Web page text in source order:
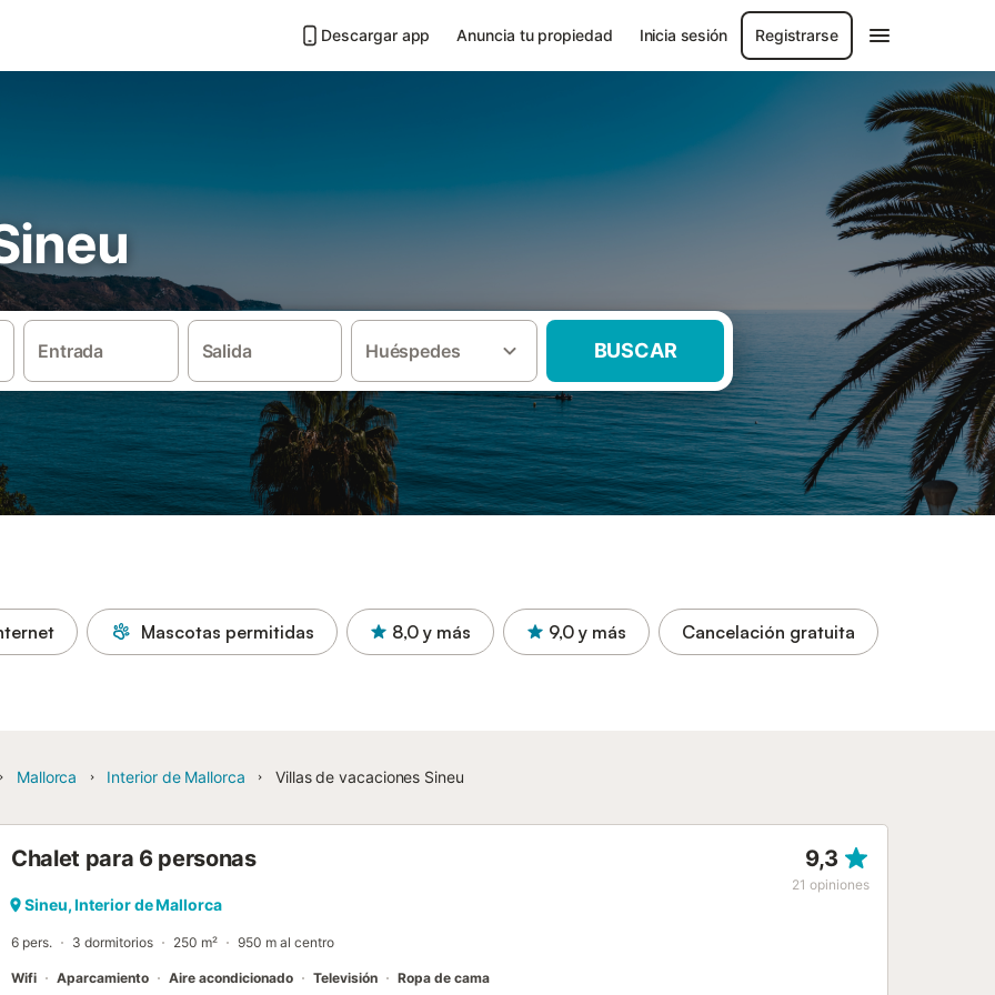
Descargar app Anuncia tu propiedad Inicia sesión Registrarse
Entrada Salida Huéspedes BUSCAR
Mascotas permitidas 8,0 y más 9,0 y más Cancelación gratuita
Mallorca Interior de Mallorca Villas de vacaciones Sineu
Chalet para 6 personas 9,3
21 opiniones
Sineu, Interior de Mallorca
6 pers. 3 dormitorios 250 m² 950 m al centro
Wifi Aparcamiento Aire acondicionado Televisión Ropa de cama